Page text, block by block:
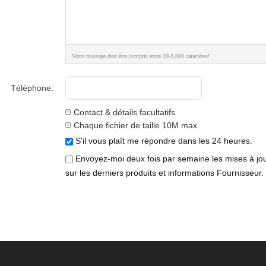
Votre message doit être compris entre 20-3,000 caractères!
Téléphone:
Contact & détails facultatifs
Chaque fichier de taille 10M max.
S'il vous plaît me répondre dans les 24 heures.
Envoyez-moi deux fois par semaine les mises à
sur les derniers produits et informations Fournisseur.